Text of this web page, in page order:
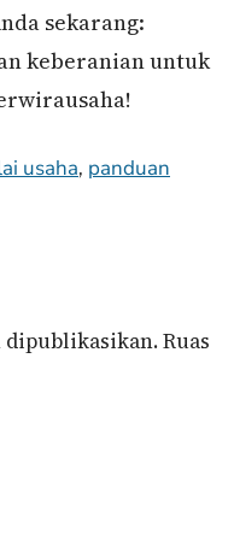
sekarang:
keberanian untuk
usaha, panduan
dipublikasikan.Ruas